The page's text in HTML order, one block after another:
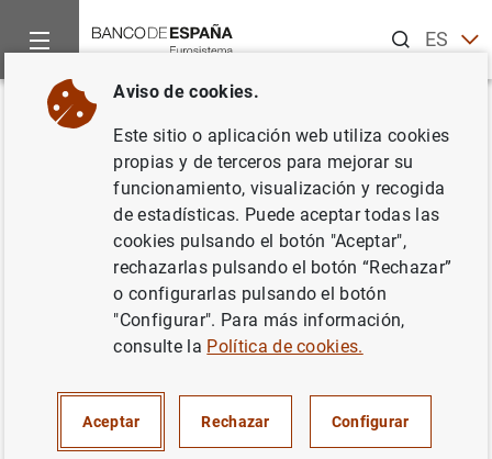
ESEN
Inicio Publicaciones
Volver
La instrumentación de la
política monetaria española en
el marco de la integración
europea
Serie: Documentos de Trabajo. 9104.
Aviso de cookies.
Este sitio o aplicación web utiliza cookies
propias y de terceros para mejorar su
funcionamiento, visualización y recogida
de estadísticas. Puede aceptar todas las
cookies pulsando el botón "Aceptar",
rechazarlas pulsando el botón “Rechazar”
o configurarlas pulsando el botón
"Configurar". Para más información,
consulte la Política de cookies.
Aceptar Rechazar Configurar